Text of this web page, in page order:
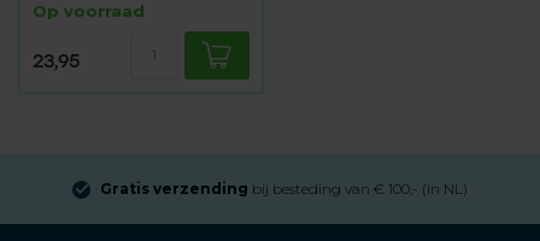
Op voorraad
23,95
Gratis verzending bij besteding van € 100,- (in NL)